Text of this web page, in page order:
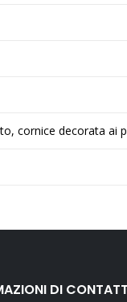
cornice decorata ai
DI